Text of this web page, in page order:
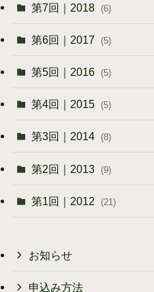
第7回｜2018 (6)
第6回｜2017 (5)
第5回｜2016 (5)
第4回｜2015 (5)
第3回｜2014 (8)
第2回｜2013 (9)
第1回｜2012 (21)
お知らせ
申込み方法